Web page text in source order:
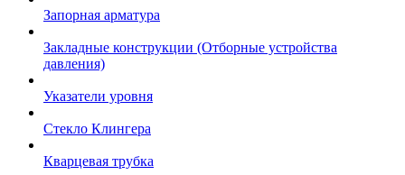
Запорная арматура
Закладные конструкции (Отборные устройства
давления)
Указатели уровня
Стекло Клингера
Кварцевая трубка